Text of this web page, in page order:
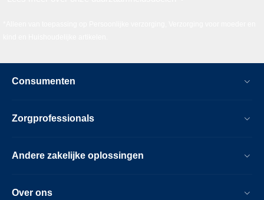
Consumenten
Zorgprofessionals
Andere zakelijke oplossingen
Over ons